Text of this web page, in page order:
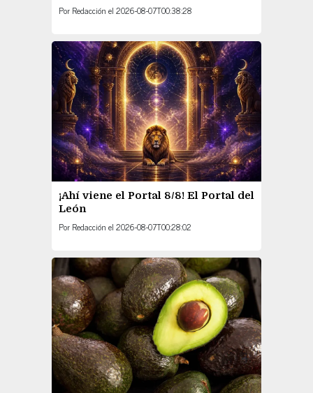
Por Redacción el 2026-08-07T00:38:28
¡Ahí viene el Portal 8/8! El Portal del
León
Por Redacción el 2026-08-07T00:28:02